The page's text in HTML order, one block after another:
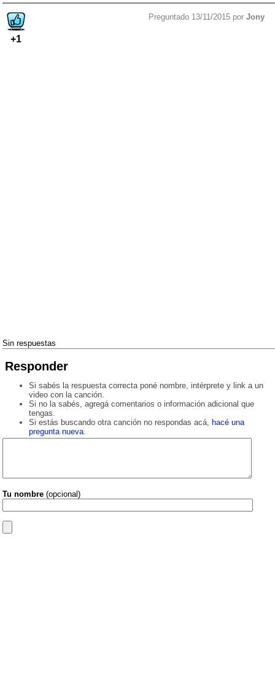
+1
Preguntado 13/11/2015 por Jony
Sin respuestas
Responder
Si sabés la respuesta correcta poné nombre, intérprete y link a un
video con la canción.
Si no la sabés, agregá comentarios o información adicional que
tengas.
Si estás buscando otra canción no respondas acá, hacé una
pregunta nueva.
Tu nombre (opcional)